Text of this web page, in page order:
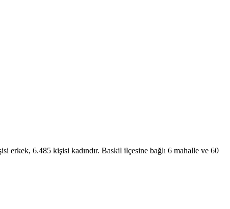
erkek, 6.485 kişisi kadındır. Baskil ilçesine bağlı 6 mahalle ve 60